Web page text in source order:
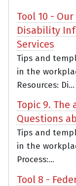
Tool 10 -
Disability
Services
Tips and
in the
Resources: Di...
Topic 9. The
Questions
Tips and
in the
Process:...
Tool 8 -